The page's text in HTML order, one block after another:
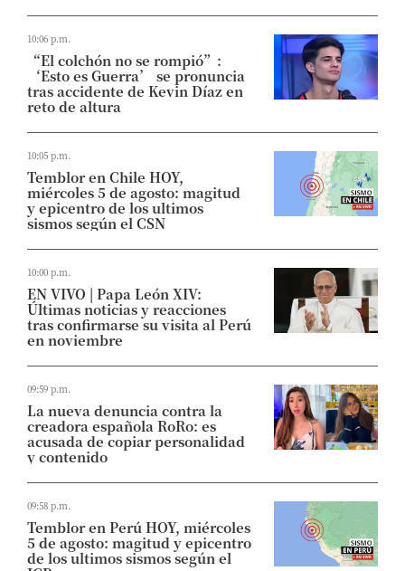
10:06 p.m.
“El colchón no se rompió”:
‘Esto es Guerra’ se pronuncia
tras accidente de Kevin Díaz en
reto de altura
10:05 p.m.
Temblor en Chile HOY,
miércoles 5 de agosto: magitud
y epicentro de los ultimos
sismos según el CSN
10:00 p.m.
EN VIVO | Papa León XIV:
Últimas noticias y reacciones
tras confirmarse su visita al Perú
en noviembre
09:59 p.m.
La nueva denuncia contra la
creadora española RoRo: es
acusada de copiar personalidad
y contenido
09:58 p.m.
Temblor en Perú HOY, miércoles
5 de agosto: magitud y epicentro
de los ultimos sismos según el